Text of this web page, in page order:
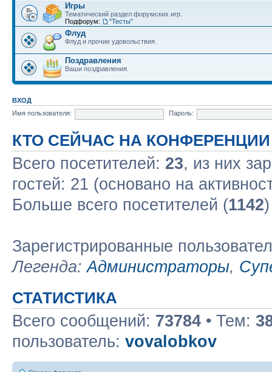
Игры
Тематический раздел форумских игр.
Подфорум:
"Тесты"
Флуд
Флуд и прочие удовольствия.
Поздравления
Ваши поздравления.
ВХОД
Имя пользователя:
Пароль:
КТО СЕЙЧАС НА КОНФЕРЕНЦИИ
Всего посетителей: 23, из них
гостей: 21 (основано на
Больше всего посетителей (1142
Зарегистрированные
Легенда:Администраторы,
СТАТИСТИКА
Всего сообщений: 73784 • Тем:
пользователь: vovalobkov